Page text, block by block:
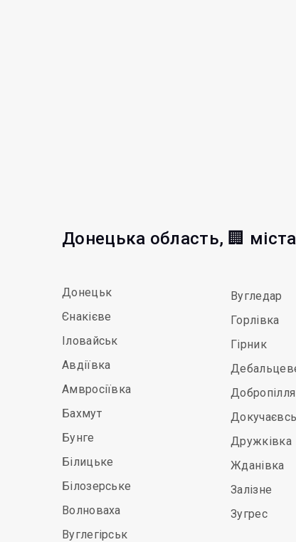
Донецька область, 🏢 міста
Донецьк
Єнакієве
Іловайськ
Авдіївка
Амвросіївка
Бахмут
Бунге
Білицьке
Білозерське
Волноваха
Вуглегірськ
Вугледар
Горлівка
Гірник
Добропілля
Дружківка
Жданівка
Залізне
Зугрес